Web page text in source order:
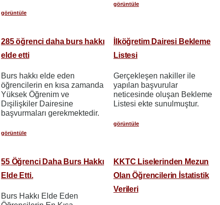
görüntüle
görüntüle
285 öğrenci daha burs hakkı
elde etti
Burs hakkı elde eden
öğrencilerin en kısa zamanda
Yüksek Öğrenim ve
Dışilişkiler Dairesine
başvurmaları gerekmektedir.
görüntüle
İlköğretim Dairesi Bekleme
Listesi
Gerçekleşen nakiller ile
yapılan başvurular
neticesinde oluşan Bekleme
Listesi ekte sunulmuştur.
görüntüle
55 Öğrenci Daha Burs Hakkı
Elde Etti.
Burs Hakkı Elde Eden
KKTC Liselerinden Mezun
Olan Öğrencilerin İstatistik
Verileri